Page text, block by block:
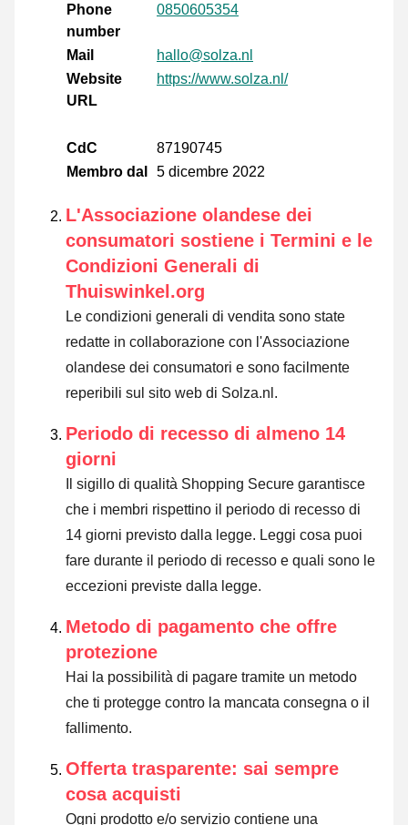
Phone
number
0850605354
Mail
hallo@solza.nl
Website
URL
https://www.solza.nl/
CdC
87190745
Membro dal
5 dicembre 2022
L'Associazione olandese dei
consumatori sostiene i Termini e le
Condizioni Generali di
Thuiswinkel.org
Le condizioni generali di vendita sono state
redatte in collaborazione con l'Associazione
olandese dei consumatori e sono facilmente
reperibili sul sito web di Solza.nl.
Periodo di recesso di almeno 14
giorni
Il sigillo di qualità Shopping Secure garantisce
che i membri rispettino il periodo di recesso di
14 giorni previsto dalla legge. Leggi cosa puoi
fare durante il periodo di recesso e quali sono le
eccezioni previste dalla legge.
Metodo di pagamento che offre
protezione
Hai la possibilità di pagare tramite un metodo
che ti protegge contro la mancata consegna o il
fallimento.
Offerta trasparente: sai sempre
cosa acquisti
Ogni prodotto e/o servizio contiene una